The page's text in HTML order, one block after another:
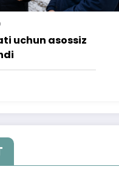
uchun asossiz